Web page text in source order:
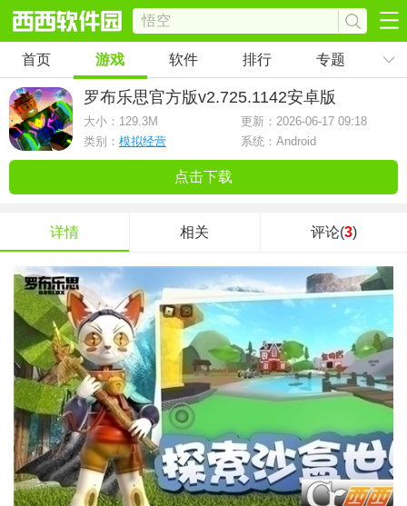
首页 游戏 软件 排行 专题
罗布乐思官方版v2.725.1142安卓版
大小： 129.3M
更新：2026-06-17 09:18
类别： 模拟经营 系统：Android
点击下载
详情 相关 评论(3)